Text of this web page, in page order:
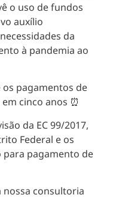
o uso de fundos
auxílio
da
à pandemia ao
os pagamentos de
cinco anos ⏰
da EC 99/2017,
Federal e os
para pagamento de
nossa consultoria